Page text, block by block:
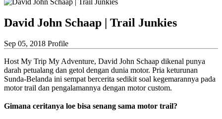
David John Schaap | Trail Junkies
Sep 05, 2018 Profile
Host My Trip My Adventure, David John Schaap dikenal punya
darah petualang dan getol dengan dunia motor. Pria keturunan
Sunda-Belanda ini sempat bercerita sedikit soal kegemarannya pada
motor trail dan pengalamannya dengan motor custom.
Gimana ceritanya loe bisa senang sama motor trail?